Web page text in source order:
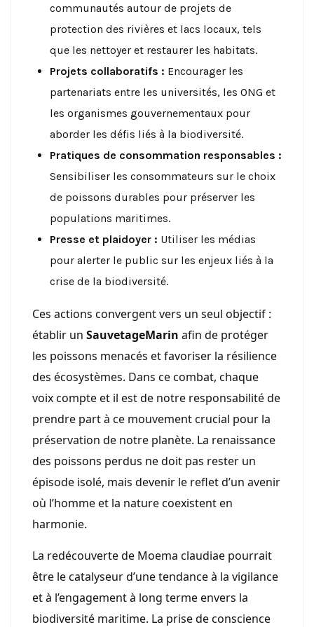
communautés autour de projets de
protection des rivières et lacs locaux, tels
que les nettoyer et restaurer les habitats.
Projets collaboratifs : Encourager les
partenariats entre les universités, les ONG et
les organismes gouvernementaux pour
aborder les défis liés à la biodiversité.
Pratiques de consommation responsables :
Sensibiliser les consommateurs sur le choix
de poissons durables pour préserver les
populations maritimes.
Presse et plaidoyer : Utiliser les médias
pour alerter le public sur les enjeux liés à la
crise de la biodiversité.
Ces actions convergent vers un seul objectif :
établir un SauvetageMarin afin de protéger
les poissons menacés et favoriser la résilience
des écosystèmes. Dans ce combat, chaque
voix compte et il est de notre responsabilité de
prendre part à ce mouvement crucial pour la
préservation de notre planète. La renaissance
des poissons perdus ne doit pas rester un
épisode isolé, mais devenir le reflet d’un avenir
où l’homme et la nature coexistent en
harmonie.
La redécouverte de Moema claudiae pourrait
être le catalyseur d’une tendance à la vigilance
et à l’engagement à long terme envers la
biodiversité maritime. La prise de conscience